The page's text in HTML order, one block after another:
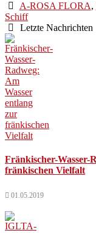
A-ROSA FLORA,
Schiff
Letzte Nachrichten
Fränkischer-Wasser-
fränkischen Vielfalt
01.05.2019